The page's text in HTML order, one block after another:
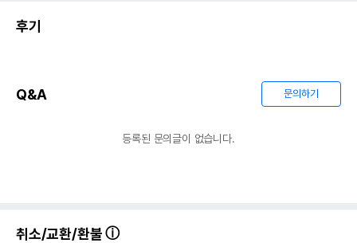
후기
Q&A 문의하기
등록된 문의글이 없습니다.
취소/교환/환불